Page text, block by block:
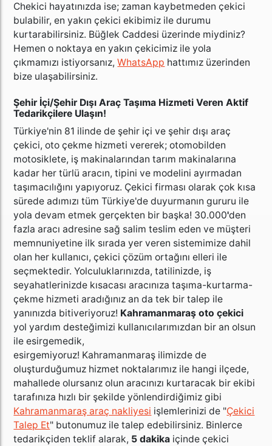
Chekici hayatınızda ise; zaman kaybetmeden çekici
bulabilir, en yakın çekici ekibimiz ile durumu
kurtarabilirsiniz. Büğlek Caddesi üzerinde miydiniz?
Hemen o noktaya en yakın çekicimiz ile yola
çıkmamızı istiyorsanız,WhatsApp hattımız üzerinden
bize ulaşabilirsiniz.
Şehir İçi/Şehir Dışı Araç Taşıma Hizmeti Veren Aktif
Tedarikçilere Ulaşın!
Türkiye'nin 81 ilinde de şehir içi ve şehir dışı araç
çekici, oto çekme hizmeti vererek; otomobilden
motosiklete, iş makinalarından tarım makinalarına
kadar her türlü aracın, tipini ve modelini ayırmadan
taşımacılığını yapıyoruz. Çekici firması olarak çok kısa
sürede adımızı tüm Türkiye'de duyurmanın gururu ile
yola devam etmek gerçekten bir başka! 30.000'den
fazla aracı adresine sağ salim teslim eden ve müşteri
memnuniyetine ilk sırada yer veren sistemimize dahil
olan her kullanıcı, çekici çözüm ortağını elleri ile
seçmektedir. Yolculuklarınızda, tatilinizde, iş
seyahatlerinizde kısacası aracınıza taşıma-kurtarma-
çekme hizmeti aradığınız an da tek bir talep ile
yanınızda bitiveriyoruz! Kahramanmaraş oto çekici
yol yardım desteğimizi kullanıcılarımızdan bir an olsun
ile esirgemedik,
esirgemiyoruz! Kahramanmaraş ilimizde de
oluşturduğumuz hizmet noktalarımız ile hangi ilçede,
mahallede olursanız olun aracınızı kurtaracak bir ekibi
tarafınıza hızlı bir şekilde yönlendirdiğimiz gibi
Kahramanmaraş araç nakliyesi işlemlerinizi de "Çekici
Talep Et" butonumuz ile talep edebilirsiniz. Binlerce
tedarikçiden teklif alarak, 5 dakika içinde çekici